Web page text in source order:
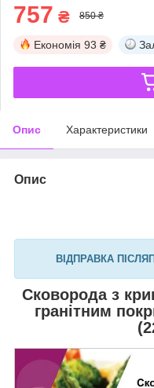
757 ₴ 850 ₴
Економія 93 ₴
Опис Характеристики
Опис
ВІДПРАВКА
Сковорода з
гранітним